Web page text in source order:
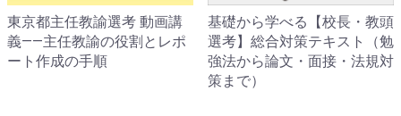
東京都主任教諭選考 動画講
義――主任教諭の役割とレポ
ート作成の手順
基礎から学べる【校長・教頭
選考】総合対策テキスト（勉
強法から論文・面接・法規対
策まで）